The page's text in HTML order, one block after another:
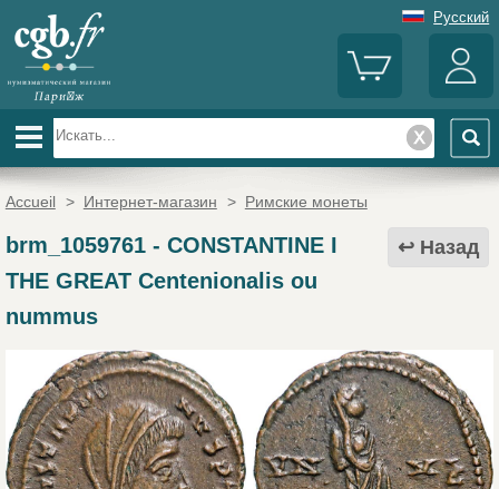
Русский
Accueil > Интернет-магазин > Римские монеты
Назад
brm_1059761- CONSTANTINE I
THE GREAT Centenionalis ou
nummus